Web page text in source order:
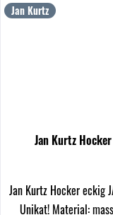
Jan Kurtz
Jan Kurtz
Jan Kurtz Hocker eckig
Unikat! Material: